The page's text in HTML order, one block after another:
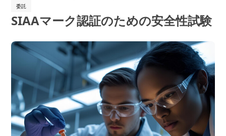
委託
SIAAマーク認証のための安全性試験